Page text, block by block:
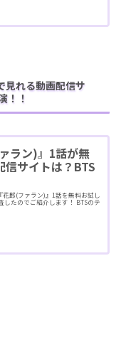
見れる動画配信サ
！！
ラン)』1話が無
信サイトは？BTS
花郎(ファラン)』1話を無料お試し
したのでご紹介します！ BTSのテ